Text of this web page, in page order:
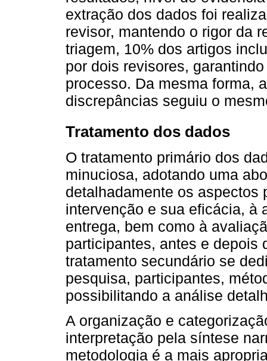
extração dos dados foi
revisor, mantendo o rigor da
triagem, 10% dos artigos
por dois revisores,
processo. Da mesma forma,
discrepâncias seguiu o
Tratamento dos dados
O tratamento primário dos
minuciosa, adotando uma
detalhadamente os aspectos
intervenção e sua eficácia, à
entrega, bem como à
participantes, antes e depois
tratamento secundário se
pesquisa, participantes,
possibilitando a análise
A organização e
interpretação pela síntese
metodologia é a mais